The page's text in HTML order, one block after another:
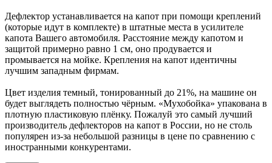
Дефлектор устанавливается на капот при помощи креплений
(которые идут в комплекте) в штатные места в усилителе
капота Вашего автомобиля. Расстояние между капотом и
защитой примерно равно 1 см, оно продувается и
промывается на мойке. Крепления на капот идентичны
лучшим западным фирмам.
Цвет изделия темный, тонированный до 21%, на машине он
будет выглядеть полностью чёрным. «Мухобойка» упакована в
плотную пластиковую плёнку. Пожалуй это самый лучший
производитель дефлекторов на капот в России, но не столь
популярен из-за небольшой разницы в цене по сравнению с
иностранными конкурентами.